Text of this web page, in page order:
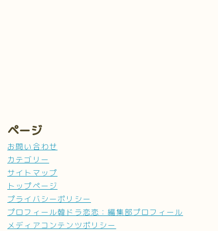
ページ
お問い合わせ
カテゴリー
サイトマップ
トップページ
プライバシーポリシー
プロフィール韓ドラ恋恋：編集部プロフィール
メディアコンテンツポリシー